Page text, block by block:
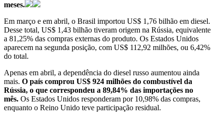
meses.
Em março e em abril, o Brasil importou US$ 1,76 bilhão em diesel.
Desse total, US$ 1,43 bilhão tiveram origem na Rússia, equivalente
a 81,25% das compras externas do produto. Os Estados Unidos
aparecem na segunda posição, com US$ 112,92 milhões, ou 6,42%
do total.
Apenas em abril, a dependência do diesel russo aumentou ainda
mais. O país comprou US$ 924 milhões do combustível da
Rússia, o que correspondeu a 89,84% das importações no
mês. Os Estados Unidos responderam por 10,98% das compras,
enquanto o Reino Unido teve participação residual.